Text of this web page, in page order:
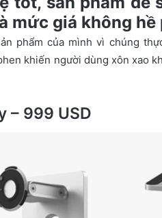
mức giá không hề
phẩm của mình vì chúng
khiến người dùng xôn xao
– 999 USD